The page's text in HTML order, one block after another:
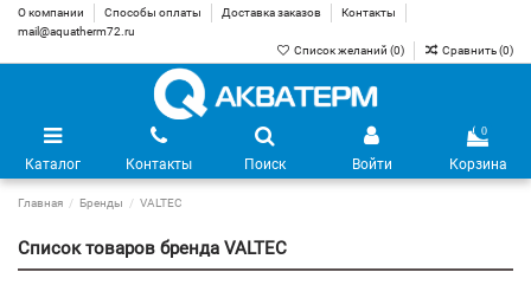
О компании Способы оплаты Доставка заказов
Контакты
mail@aquatherm72.ru
Список желаний (0) Сравнить (0)
Каталог Контакты Поиск Войти
0
Корзина
Главная Бренды VALTEC
Список товаров бренда VALTEC